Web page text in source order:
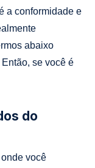
a conformidade e
abaixo
se você é
do
você